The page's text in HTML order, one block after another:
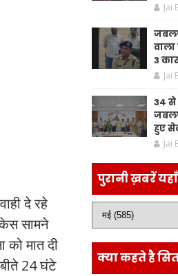
दे रहे
सामने
मात दी
24 घंटे
Jai
वाला
3
Jai
34 से
हुए
Jai
पुरानी ख़बरें
क्या कहते है